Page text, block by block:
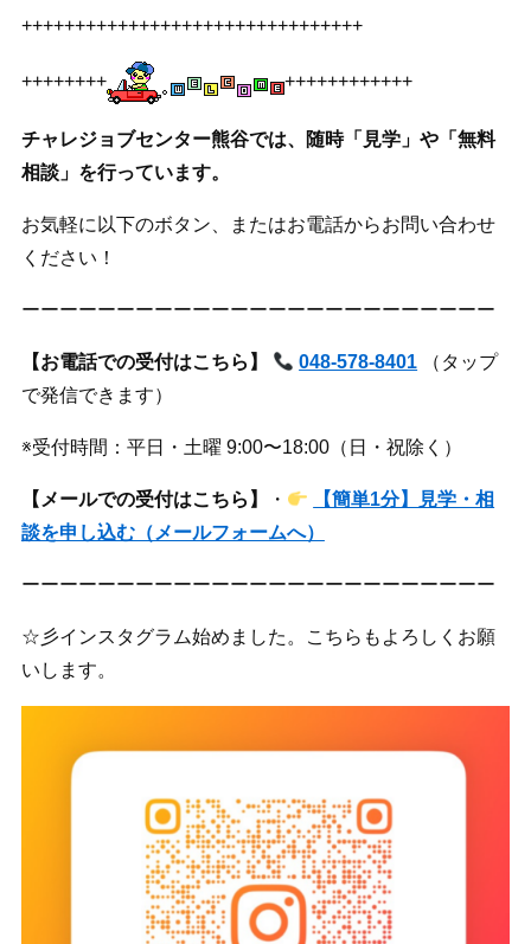
++++++++++++++++++++++++++++++++
++++++++ ++++++++++++
チャレジョブセンター熊谷では、随時「見学」や「無料
相談」を行っています。
お気軽に以下のボタン、またはお電話からお問い合わせ
ください！
ーーーーーーーーーーーーーーーーーーーーーーーーー
【お電話での受付はこちら】 048-578-8401 （タップ
で発信できます）
※受付時間：平日・土曜 9:00〜18:00（日・祝除く）
【メールでの受付はこちら】 ・
【簡単1分】見学・相
談を申し込む（メールフォームへ）
ーーーーーーーーーーーーーーーーーーーーーーーーー
☆彡インスタグラム始めました。こちらもよろしくお願
いします。